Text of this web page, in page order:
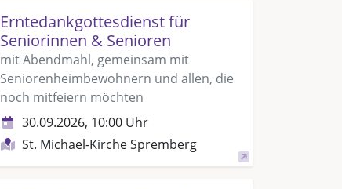
Erntedankgottesdienst für
Seniorinnen & Senioren
mit Abendmahl, gemeinsam mit
Seniorenheimbewohnern und allen, die
noch mitfeiern möchten
30.09.2026, 10:00 Uhr
St. Michael-Kirche Spremberg